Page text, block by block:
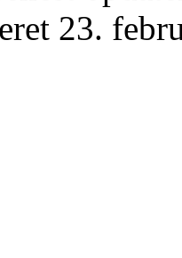
23.